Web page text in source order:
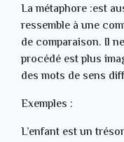
La métaphore :est
ressemble à une
de comparaison. Il
procédé est plus
des mots de sens
Exemples :
L’enfant est un